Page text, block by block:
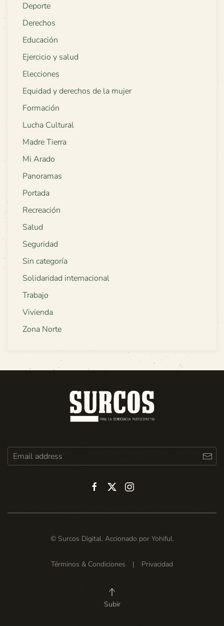
Deporte
Derechos
Educación
Ejercicio y salud
Elecciones
Equidad y derechos de la mujer
Formación
Lucha Cultural
Madre Tierra
Mi Arado
Panoramas
Portada
Recreación
Salud
Seguridad
Sin categoría
Solidaridad internacional
Trabajo
Vivienda
Zona Norte
© Surcos Digital. Accionado por Yohiful.
Términos & Condiciones | Privacidad
Subir